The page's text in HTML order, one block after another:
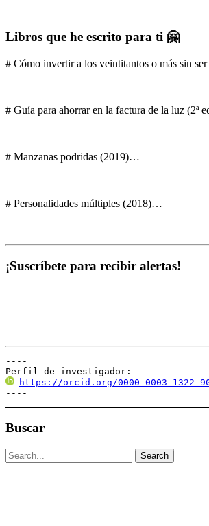
Libros que he escrito para ti 🤗
# Cómo invertir a los veintitantos o más sin
# Guía para ahorrar en la factura de la luz (2ª
# Manzanas podridas (2019)…
# Personalidades múltiples (2018)…
¡Suscríbete para recibir alertas!
----
Perfil de investigador:
https://orcid.org/0000-0003-1322-
----
Buscar